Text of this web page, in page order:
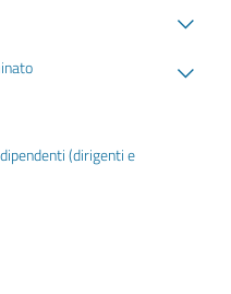
(dirigenti e